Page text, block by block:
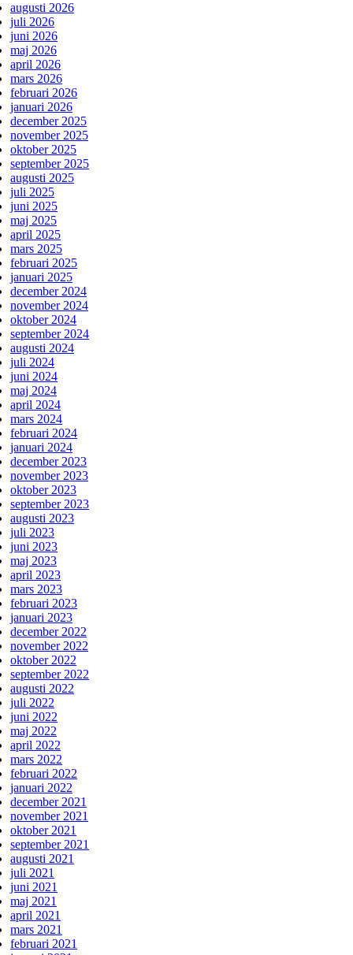
augusti 2026
juli 2026
juni 2026
maj 2026
april 2026
mars 2026
februari 2026
januari 2026
december 2025
november 2025
oktober 2025
september 2025
augusti 2025
juli 2025
juni 2025
maj 2025
april 2025
mars 2025
februari 2025
januari 2025
december 2024
november 2024
oktober 2024
september 2024
augusti 2024
juli 2024
juni 2024
maj 2024
april 2024
mars 2024
februari 2024
januari 2024
december 2023
november 2023
oktober 2023
september 2023
augusti 2023
juli 2023
juni 2023
maj 2023
april 2023
mars 2023
februari 2023
januari 2023
december 2022
november 2022
oktober 2022
september 2022
augusti 2022
juli 2022
juni 2022
maj 2022
april 2022
mars 2022
februari 2022
januari 2022
december 2021
november 2021
oktober 2021
september 2021
augusti 2021
juli 2021
juni 2021
maj 2021
april 2021
mars 2021
februari 2021